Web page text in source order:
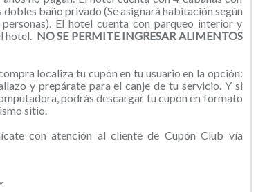
baño privado (Se asignará habitación según
El hotel cuenta con parqueo interior y
hotel. NO SE PERMITE INGRESAR ALIMENTOS
localiza tu cupón en tu usuario en la opción:
y prepárate para el canje de tu servicio. Y si
podrás descargar tu cupón en formato
sitio.
con atención al cliente de Cupón Club vía